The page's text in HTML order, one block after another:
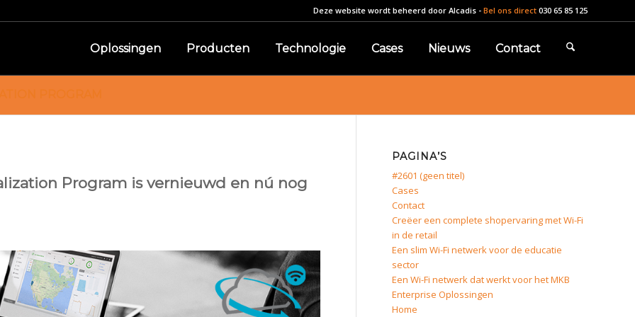
Deze website wordt beheerd door Alcadis - Bel ons direct 030 65 85 125
Oplossingen Producten Technologie Cases Nieuws Contact
PROGRAM
Program is vernieuwd en nú nog
PAGINA’S
#2601 (geen titel)
Cases
Contact
Creëer een complete shopervaring met Wi-Fi
in de retail
Een slim Wi-Fi netwerk voor de educatie
sector
Een Wi-Fi netwerk dat werkt voor het MKB
Enterprise Oplossingen
Home